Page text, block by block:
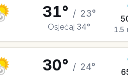
31° / 23°
Osjećaj 34° 1.5
30° / 24°